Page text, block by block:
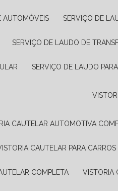
AUTOMÓVEIS SERVIÇO DE
SERVIÇO DE LAUDO DE
SERVIÇO DE LAUDO
CAUTELAR AUTOMOTIVA
VISTORIA CAUTELAR PARA CARROS
COMPLETA